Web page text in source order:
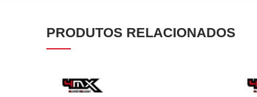
PRODUTOS RELACIONADOS